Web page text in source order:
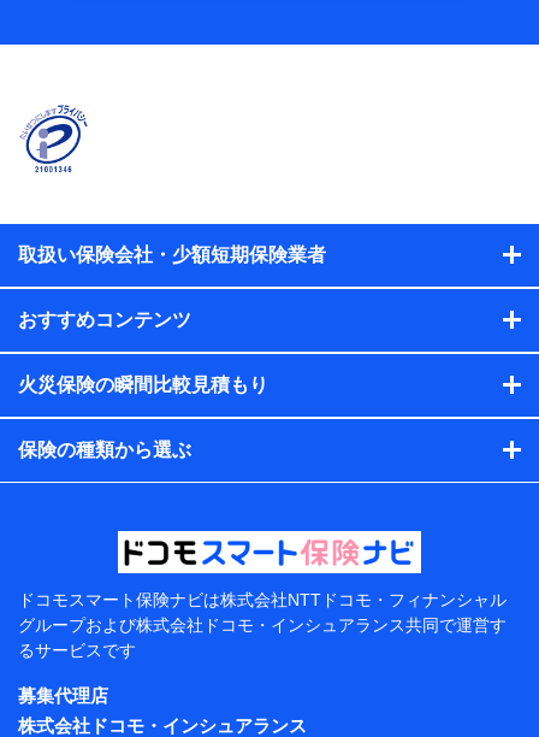
株式会社NTTドコモ
当社又は株式会社NTTドコモが提供する保険関連サービスに
おけるユーザ登録受付および管理のため
当社又は株式会社NTTドコモと取引のあるもしくは委託を受
れらに付帯、関連する当社、株式会社NTTドコモおよび提携
会社のサービスを案内、提供するため
析して、お客さまの趣味・嗜好・傾向に応じたサービス・商
各種セミナーの開催のため
コンサルティングサービスの実施のため
アンケートやキャンペーン等の実施のため
上記に係る案内・手続き・管理等付帯業務を行うため
当該個人データを取り扱う各共同利用者（詳細は次のと
東京都千代田区永田町2丁目11番1号 山王パークタワー
株式会社NTTドコモ 代表取締役社長 前田 義晃
東京都中央区日本橋人形町2-14-10 アーバンネット日
本橋ビル 3F
取扱い保険会社・少額短期保険業者
おすすめコンテンツ
火災保険の瞬間比較見積もり
保険の種類から選ぶ
ドコモスマート保険ナビは株式会社NTTドコモ・フィナンシャル
グループおよび株式会社ドコモ・インシュアランス共同で運営す
るサービスです
募集代理店
株式会社ドコモ・インシュアランス